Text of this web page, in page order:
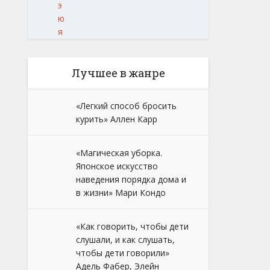
э
ю
я
Лучшее в жанре
«Легкий способ бросить
курить» Аллен Карр
«Магическая уборка.
Японское искусство
наведения порядка дома и
в жизни» Мари Кондо
«Как говорить, чтобы дети
слушали, и как слушать,
чтобы дети говорили»
Адель Фабер, Элейн